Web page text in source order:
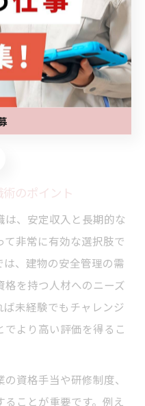
経験からのスタートで
の大きな武器となるでし
た転職成功の
のポイント
、安定収入と長期的な
非常に有効な選択肢で
、建物の安全管理の需
を持つ人材へのニーズ
未経験でもチャレンジ
でより高い評価を得るこ
資格手当や研修制度、
ことが重要です。例え